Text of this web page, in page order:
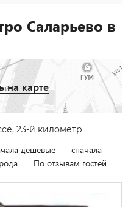
Саларьево в
на карте
23-й километр
дешевые
сначала
По отзывам гостей